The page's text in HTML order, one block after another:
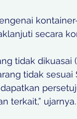
secara
tidak dikuasai
tidak sesuai
terkait,” ujarnya.